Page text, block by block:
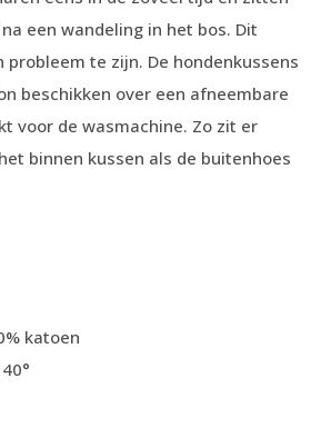
een wandeling in het bos. Dit
probleem te zijn. De hondenkussens
beschikken over een afneembare
voor de wasmachine. Zo zit er
binnen kussen als de buitenhoes
katoen